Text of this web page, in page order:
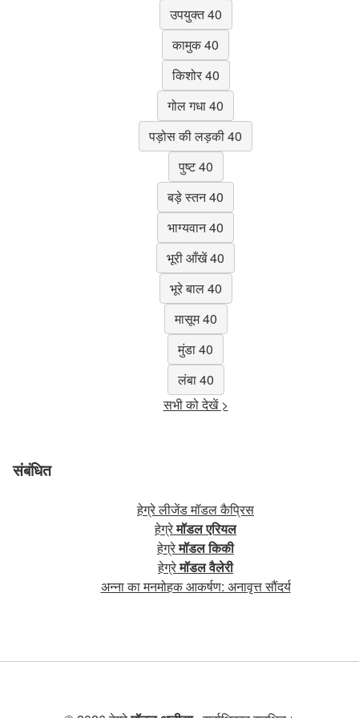
उपयुक्त 40
कामुक 40
किशोर 40
गोल गधा 40
पड़ोस की लड़की 40
पुष्ट 40
बड़े स्तन 40
भाग्यवान 40
भूरी आँखें 40
भूरे बाल 40
मासूम 40
मुंडा 40
लंबा 40
सभी को देखें >
संबंधित
हेग्रे लीजेंड मॉडल कैप्रिस
हेग्रेमॉडल एरियल
हेग्रेमॉडल किकी
हेग्रेमॉडल वैलेरी
अन्ना का मनमोहक आकर्षण: अनावृत्त सौंदर्य